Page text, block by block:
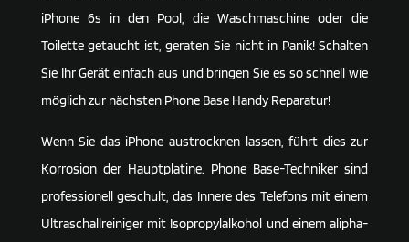
iPhone 6s in den Pool, die Wasch­ma­schine oder die
Toilette getaucht ist, geraten Sie nicht in Panik! Schalten
Sie Ihr Gerät einfach aus und bringen Sie es so schnell wie
möglich zur nächsten Phone Base Handy Reparatur!
Wenn Sie das iPhone austrocknen lassen, führt dies zur
Korro­sion der Haupt­pla­tine. Phone Base-Tech­niker sind
profes­sio­nell geschult, das Innere des Tele­fons mit einem
Ultra­schall­rei­niger mit Isopro­pyl­al­kohol und einem alipha­